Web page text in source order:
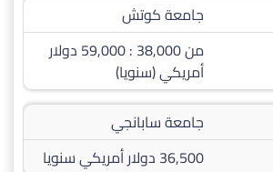
جامعة كوتش
من 38,000 : 59,000 دولار
أمريكي (سنويا)
جامعة سابانجي
36,500 دولار أمريكي سنويا